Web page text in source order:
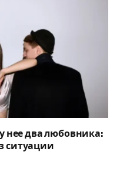
нее два любовника:
ситуации